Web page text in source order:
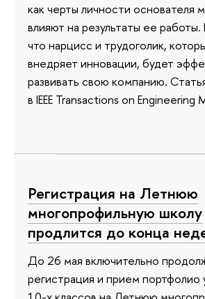
как черты личности основателя
влияют на результаты ее работы.
что нарцисс и трудоголик,
внедряет инновации, будет
развивать свою компанию.
в IEEE Transactions on Engineering
Регистрация на Летнюю
многопрофильную школу
продлится до конца
До 26 мая включительно
регистрация и прием портфолио